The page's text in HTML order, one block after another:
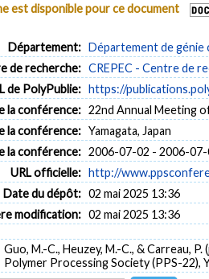
est disponible pour ce document
Département: Département de génie
de recherche: CREPEC - Centre de
de PolyPublie: https://
la conférence: 22nd Annual Meeting
la conférence: Yamagata, Japan
la conférence: 2006-07-02 - 2006-
URL officielle: http://
Date du dépôt: 02 mai 2025 13:36
modification: 02 mai 2025 13:36
Guo, M.-C., Heuzey, M.-C., & Carreau, P.
Polymer Processing Society (PPS-22),